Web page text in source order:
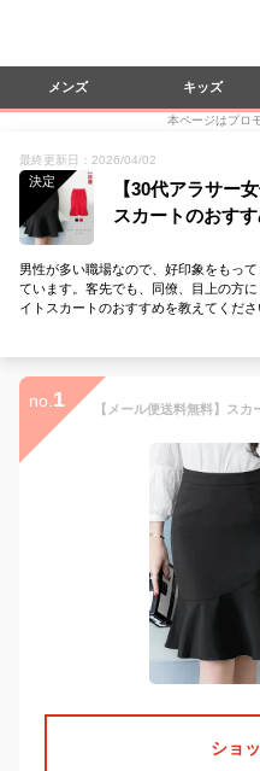
メンズ キッズ
本ページはプロ
最終更新日：2026/04/02
決定
【30代アラサー
スカートのおすす
男性が多い職場なので、好印象をもっ
ています。客先でも、同僚、目上の方
イトスカートのおすすめを教えてくださ
no. 1
ショ